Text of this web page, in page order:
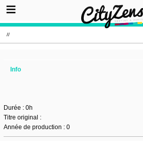
//
Info
Durée : 0h
Titre original :
Année de production : 0